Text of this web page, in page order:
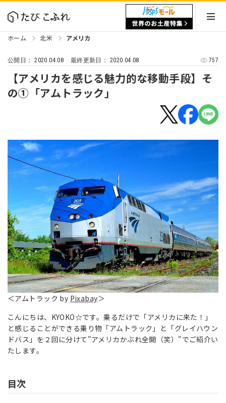
ホーム 北米 アメリカ
公開日：2020.04.08 最終更新日： 2020.04.08 757
【アメリカを感じる魅力的な移動手段】そ
の①「アムトラック」
＜アムトラック by Pixabay＞
こんにちは、KYOKO☆です。乗るだけで「アメリカに来た！」
と感じることができる乗り物「アムトラック」と「グレイハウン
ドバス」を２回に分けて"アメリカかぶれ全開（笑）"でご紹介い
たします。
目次